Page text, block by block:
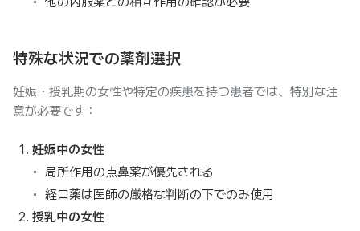
特殊な状況での薬剤選択
妊娠・授乳期の女性や特定の疾患を持つ患者では、特別な注
意が必要です：
妊娠中の女性
局所作用の点鼻薬が優先される
経口薬は医師の厳格な判断の下でのみ使用
授乳中の女性